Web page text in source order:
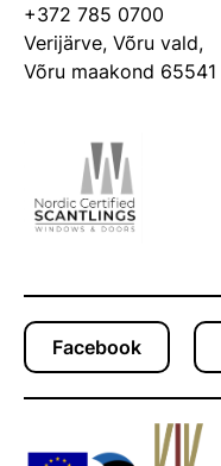
+372 785 0700
Verijärve, Võru vald,
Võru maakond 65541
Facebook